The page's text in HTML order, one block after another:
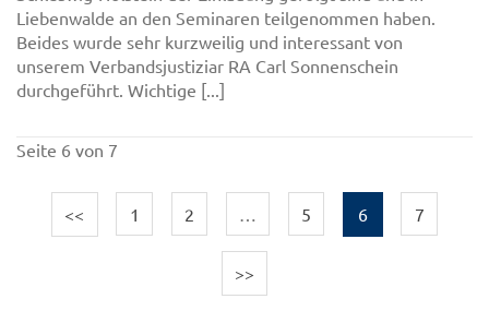
Liebenwalde an den Seminaren teilgenommen haben.
Beides wurde sehr kurzweilig und interessant von
unserem Verbandsjustiziar RA Carl Sonnenschein
durchgeführt. Wichtige [...]
Seite 6 von 7
<< 1 2 … 5 6 7
>>